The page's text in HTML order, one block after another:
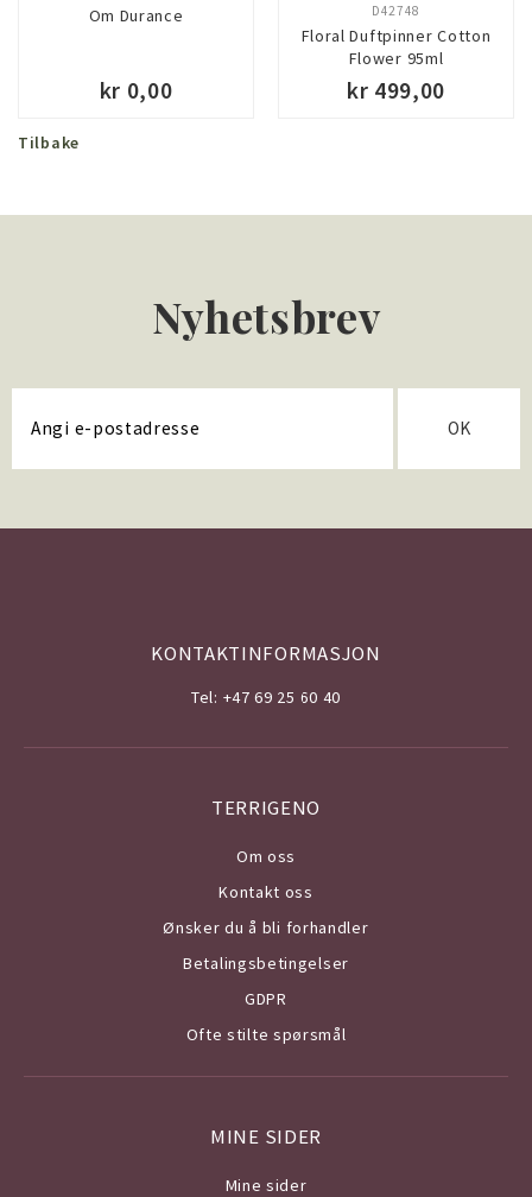
Om Durance
kr 0,00
Floral Duftpinner Cotton
Flower 95ml
D42748
kr 499,00
Tilbake
Nyhetsbrev
OK
KONTAKTINFORMASJON
Tel: +47 69 25 60 40
TERRIGENO
Om oss
Kontakt oss
Ønsker du å bli forhandler
Betalingsbetingelser
GDPR
Ofte stilte spørsmål
MINE SIDER
Mine sider